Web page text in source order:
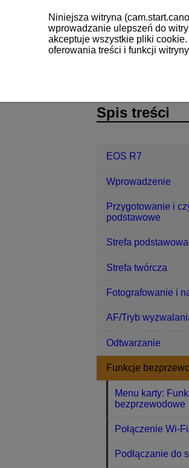
Spis treści
EOS R7
Wprowadzenie
Przygotowanie i
podstawowe
Strefa podstawowa
Strefa twórcza
Fotografowanie i
AF/Tryb
Odtwarzanie
Funkcje
Menu karty:
bezprzewodowe
Połączenie Wi-
Podłączanie do
Niniejsza witryna
wprowadzanie ulepszeń do
akceptuje wszystkie pliki cookie.
oferowania treści i funkcji